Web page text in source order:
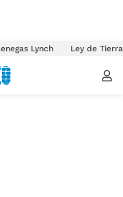
Lynch Ley de